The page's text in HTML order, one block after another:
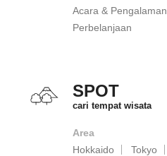
Acara & Pengalaman
Perbelanjaan
SPOT
cari tempat wisata
Area
Hokkaido
Tokyo